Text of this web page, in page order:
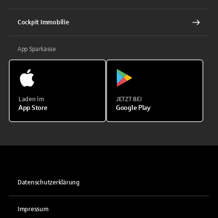
Cockpit Immobilie
App Sparkasse
Laden im
App Store
JETZT BEI
Google Play
Datenschutzerklärung
Impressum